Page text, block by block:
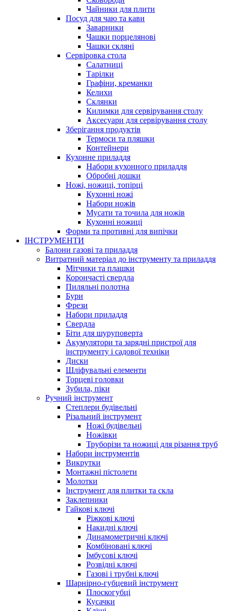
Чайники для плити
Посуд для чаю та кави
Заварники
Чашки порцелянові
Чашки скляні
Сервіровка стола
Салатниці
Тарілки
Графіни, креманки
Келихи
Склянки
Килимки для сервірування столу
Аксесуари для сервірування столу
Зберігання продуктів
Термоси та пляшки
Контейнери
Кухонне приладдя
Набори кухонного приладдя
Обробні дошки
Ножі, ножиці, топірці
Кухонні ножі
Набори ножів
Мусати та точила для ножів
Кухонні ножиці
Форми та противні для випічки
ІНСТРУМЕНТИ
Балони газові та приладдя
Витратний матеріал до інструменту та приладдя
Мітчики та плашки
Корончасті свердла
Пиляльні полотна
Бури
Фрези
Набори приладдя
Свердла
Біти для шуруповерта
Акумулятори та зарядні пристрої для
інструменту і садової техніки
Диски
Шліфувальні елементи
Торцеві головки
Зубила, піки
Ручний інструмент
Степлери будівельні
Різальний інструмент
Ножі будівельні
Ножівки
Труборізи та ножиці для різання труб
Набори інструментів
Викрутки
Монтажні пістолети
Молотки
Інструмент для плитки та скла
Заклепники
Гайкові ключі
Ріжкові ключі
Накидні ключі
Динамометричні ключі
Комбіновані ключі
Імбусові ключі
Розвідні ключі
Газові і трубні ключі
Шарнірно-губцевий інструмент
Плоскогубцi
Кусачки